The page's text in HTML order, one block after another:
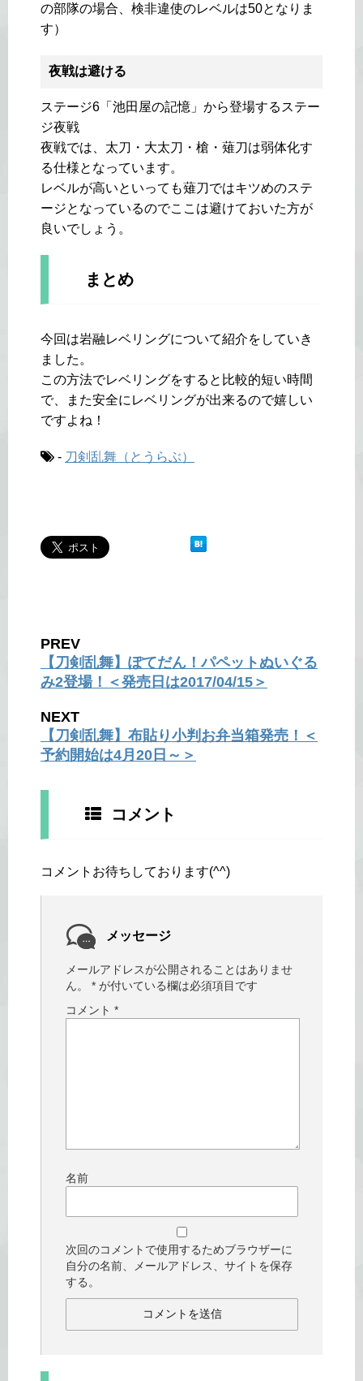
の部隊の場合、検非違使のレベルは50となりま
す）
夜戦は避ける
ステージ6「池田屋の記憶」から登場するステー
ジ夜戦
夜戦では、太刀・大太刀・槍・薙刀は弱体化す
る仕様となっています。
レベルが高いといっても薙刀ではキツめのステ
ージとなっているのでここは避けておいた方が
良いでしょう。
まとめ
今回は岩融レベリングについて紹介をしていき
ました。
この方法でレベリングをすると比較的短い時間
で、また安全にレベリングが出来るので嬉しい
ですよね！
- 刀剣乱舞（とうらぶ）
PREV
【刀剣乱舞】ぽてだん！パペットぬいぐる
み2登場！＜発売日は2017/04/15＞
NEXT
【刀剣乱舞】布貼り小判お弁当箱発売！＜
予約開始は4月20日～＞
コメント
コメントお待ちしております(^^)
メッセージ
メールアドレスが公開されることはありませ
ん。
* が付いている欄は必須項目です
コメント *
名前
次回のコメントで使用するためブラウザーに
自分の名前、メールアドレス、サイトを保存
する。